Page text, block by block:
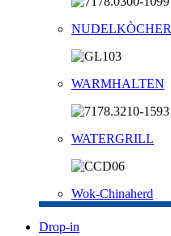
NUDELKÒCHER
WARMHALTEN
WATERGRILL
Wok-Chinaherd
Drop-in